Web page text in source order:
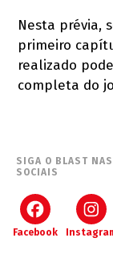
Nesta prévia,
primeiro
realizado
completa do
SIGA O BLAST
SOCIAIS
Facebook